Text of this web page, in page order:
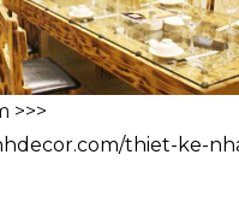
>>>
thiet-ke-